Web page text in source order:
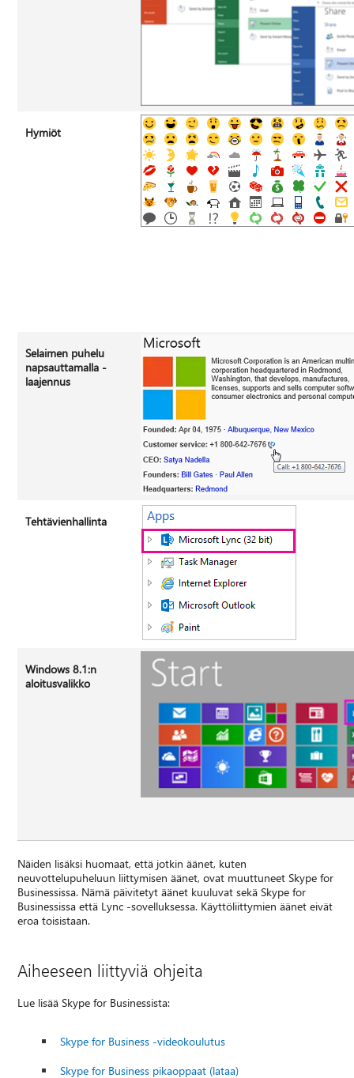
Hymiöt
Selaimen puhelu
napsauttamalla -
laajennus
Tehtävienhallinta
Windows 8.1:n
aloitusvalikko
Näiden lisäksi huomaat, että jotkin äänet, kuten
neuvottelupuheluun liittymisen äänet, ovat muuttuneet Skype for
Businessissa. Nämä päivitetyt äänet kuuluvat sekä Skype for
Businessissa että Lync -sovelluksessa. Käyttöliittymien äänet eivät
eroa toisistaan.
Aiheeseen liittyviä ohjeita
Lue lisää Skype for Businessista:
Skype for Business -videokoulutus
Skype for Business pikaoppaat (lataa)